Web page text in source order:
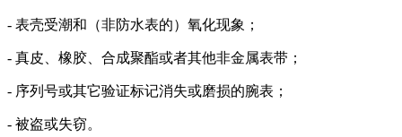
- 表壳受潮和（非防水表的）氧化现象；
- 真皮、橡胶、合成聚酯或者其他非金属表带；
- 序列号或其它验证标记消失或磨损的腕表；
- 被盗或失窃。